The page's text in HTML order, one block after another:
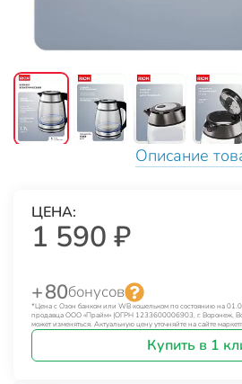
Описание
ЦЕНА:
1 590 ₽
+ 80бонусов
*Цена с Озон банком или WB кошельком по состоянию на
продавца ООО «Прайм» (ОГРН 1233600006903, г. Воронеж,
может изменяться. Актуальную цену уточняйте на сайте
Купить в 1